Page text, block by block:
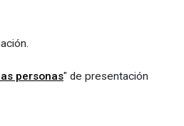
personas" de presentación